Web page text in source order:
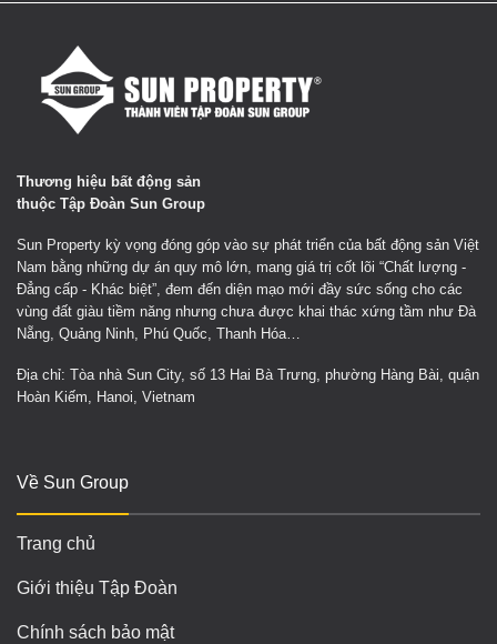
Thương hiệu bất động sản
thuộc Tập Đoàn Sun Group
Sun Property kỳ vọng đóng góp vào sự phát triển của bất động sản Việt
Nam bằng những dự án quy mô lớn, mang giá trị cốt lõi “Chất lượng -
Đẳng cấp - Khác biệt”, đem đến diện mạo mới đầy sức sống cho các
vùng đất giàu tiềm năng nhưng chưa được khai thác xứng tầm như Đà
Nẵng, Quảng Ninh, Phú Quốc, Thanh Hóa…
Địa chỉ: Tòa nhà Sun City, số 13 Hai Bà Trưng, phường Hàng Bài, quận
Hoàn Kiếm, Hanoi, Vietnam
Về Sun Group
Trang chủ
Giới thiệu Tập Đoàn
Chính sách bảo mật